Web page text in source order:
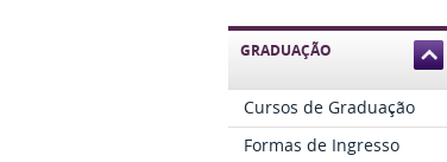
GRADUAÇÃO
Cursos de Graduação
Formas de Ingresso